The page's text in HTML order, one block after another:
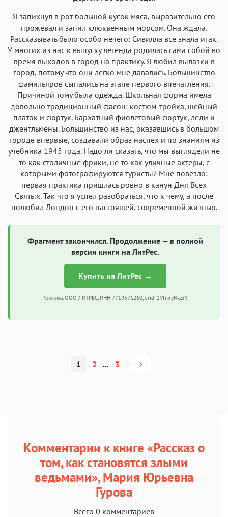
Я запихнул в рот большой кусок мяса, выразительно его
прожевал и запил клюквенным морсом. Она ждала.
Рассказывать было особо нечего: Сивилла все знала итак.
У многих из нас к выпуску легенда родилась сама собой во
время выходов в город на практику. Я любил вылазки в
город, потому что они легко мне давались. Большинство
фамильяров сыпались на этапе первого впечатления.
Причиной тому была одежда. Школьная форма имела
довольно традиционный фасон: костюм-тройка, шейный
платок и сюртук. Бархатный фиолетовый сюртук, леди и
джентльмены. Большинство из нас, оказавшись в большом
городе впервые, создавали образ наспех и по знаниям из
учебника 1945 года. Надо ли сказать, что мы выглядели не
то как столичные фрики, не то как уличные актеры, с
которыми фотографируются туристы? Мне повезло:
первая практика пришлась ровно в канун Дня Всех
Святых. Так что я успел разобраться, что к чему, а после
полюбил Лондон с его настоящей, современной жизнью.
Фрагмент закончился. Продолжение — в полной
версии книги на ЛитРес.
Купить на ЛитРес →
Реклама. ООО ЛИТРЕС, ИНН 7719571260, erid: 2VfnxyNkZrY
1 2 ... 3
Комментарии к книге «Рассказ о
том, как становятся злыми
ведьмами», Мария Юрьевна
Гурова
Всего 0 комментариев